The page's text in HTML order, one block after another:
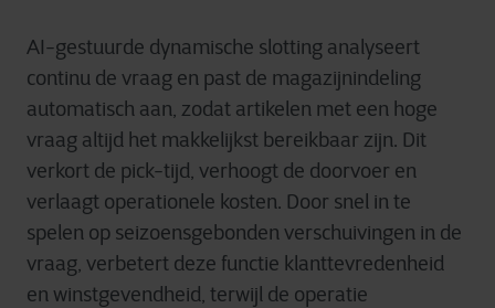
AI-gestuurde dynamische slotting analyseert
continu de vraag en past de magazijnindeling
automatisch aan, zodat artikelen met een hoge
vraag altijd het makkelijkst bereikbaar zijn. Dit
verkort de pick-tijd, verhoogt de doorvoer en
verlaagt operationele kosten. Door snel in te
spelen op seizoensgebonden verschuivingen in de
vraag, verbetert deze functie klanttevredenheid
en winstgevendheid, terwijl de operatie